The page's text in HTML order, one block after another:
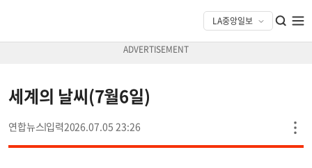
세계의 날씨(7월6일)
연합뉴스 2026.07.05 23:26